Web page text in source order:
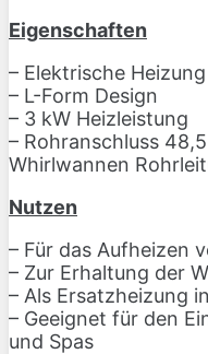
Eigenschaften
– Elektrische
– L-Form Design
– 3 kW Heizleistung
– Rohranschluss
Whirlwannen
Nutzen
– Für das Aufheizen
– Zur Erhaltung der
– Als Ersatzheizung
– Geeignet für den
und Spas